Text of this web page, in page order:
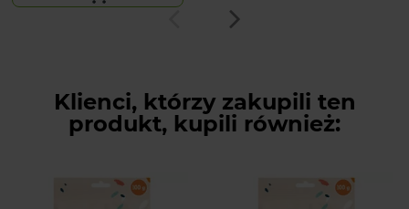
Klienci, którzy zakupili ten
produkt, kupili również: